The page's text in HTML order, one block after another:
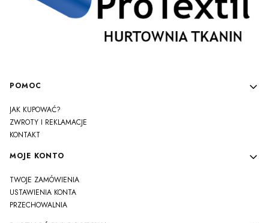
Linki w stopce
POMOC
JAK KUPOWAĆ?
ZWROTY I REKLAMACJE
KONTAKT
MOJE KONTO
TWOJE ZAMÓWIENIA
USTAWIENIA KONTA
PRZECHOWALNIA